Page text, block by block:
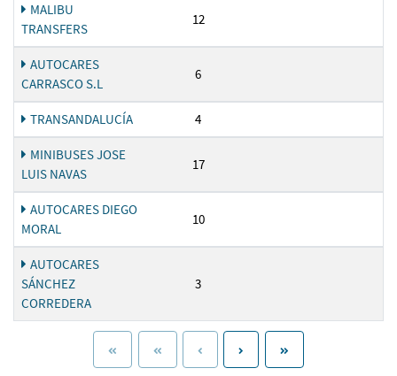
MALIBU
TRANSFERS
12
AUTOCARES
CARRASCO S.L
6
TRANSANDALUCÍA 4
MINIBUSES JOSE
LUIS NAVAS
17
AUTOCARES DIEGO
MORAL
10
AUTOCARES
SÁNCHEZ
CORREDERA
3